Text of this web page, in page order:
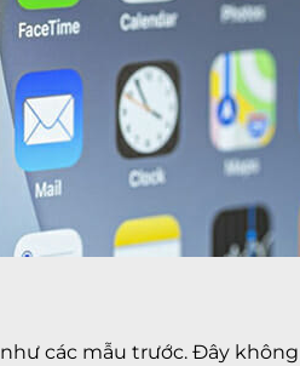
các mẫu trước. Đây